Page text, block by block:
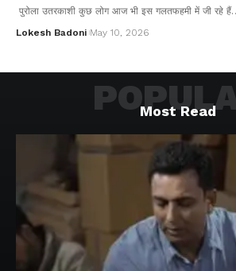
पुरोला उतरकाशी कुछ लोग आज भी इस गलतफहमी में जी रहे
Lokesh Badoni May 10, 2026
Most Read